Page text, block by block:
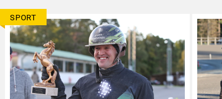
SPORT